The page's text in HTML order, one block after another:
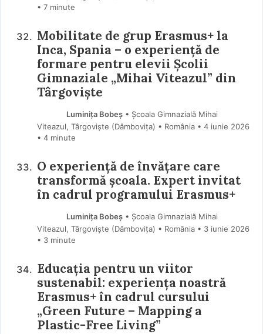
• 7 minute
Mobilitate de grup Erasmus+ la
Inca, Spania – o experiență de
formare pentru elevii Școlii
Gimnaziale „Mihai Viteazul” din
Târgoviște
Luminița Bobeș• Școala Gimnazială Mihai
Viteazul, Târgoviște (Dâmboviţa) • România
4 iunie 2026
• 4 minute
O experiență de învățare care
transformă școala. Expert invitat
în cadrul programului Erasmus+
Luminița Bobeș• Școala Gimnazială Mihai
Viteazul, Târgoviște (Dâmboviţa) • România
3 iunie 2026
• 3 minute
Educația pentru un viitor
sustenabil: experiența noastră
Erasmus+ în cadrul cursului
„Green Future – Mapping a
Plastic-Free Living”